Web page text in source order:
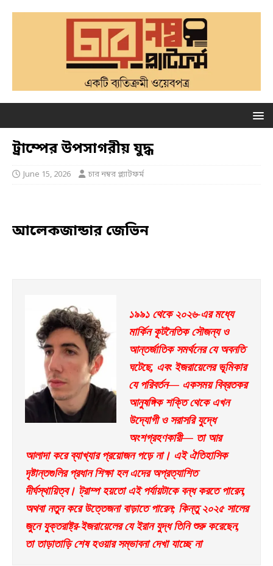
ট্রাম্পের উপসাগরীয় যুদ্ধ
June 15, 2026 চার নম্বর প্ল্যাটফর্ম
আলেকজান্ডার জেভিন
১৯৯১ থেকে ২০২৬-এর মধ্যে
মার্কিন কূটনৈতিক সৌজন্য ও
আন্তর্জাতিক সমর্থনের যে অবনতি
ঘটেছে, এবং ইজরায়েলের ভূমিকার
যে পরিবর্তন— একসময় বিব্রতকর
আনুষঙ্গিক শক্তি থেকে এখন
উদ্যোগী ও সরাসরি যুদ্ধে
অংশগ্রহণকারী— তা আর
আলাদা করে ব্যাখ্যার প্রয়োজন পড়ে না। এই ঐতিহাসিক
দৃষ্টান্তগুলির প্রধান শিক্ষা হল এদের অপ্রত্যাশিত
দীর্ঘস্থায়িত্ব। ট্রাম্প হয়তো এই পর্যায়টাকে বন্ধ করতে পারেন,
অথবা নতুন করে উত্তেজনা বাড়াতে পারেন; কিন্তু ২০২৫ সালের
জুনে যুক্তরাষ্ট্র-ইজরায়েলের যে ইরান যুদ্ধ তিনি শুরু করেছেন,
তা তাড়াতাড়ি শেষ হওয়ার সম্ভাবনা দেখা যাচ্ছে না